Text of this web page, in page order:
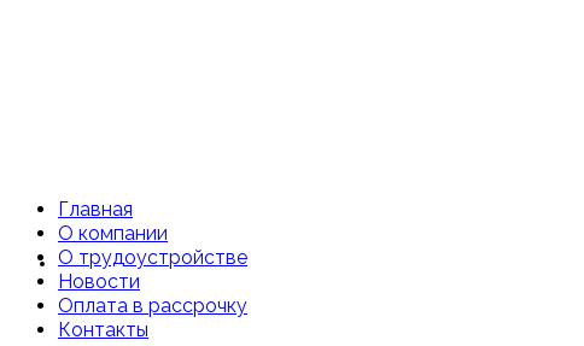
Главная
Главная
О компании
О трудоустройстве
Новости
Оплата в рассрочку
Контакты